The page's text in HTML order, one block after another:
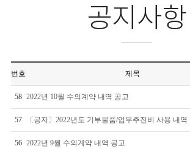
공지사항
번호 제목
58 2022년 10월 수의계약 내역 공고
57 〔공지〕2022년도 기부물품/업무추진비 사용 내
56 2022년 9월 수의계약 내역 공고